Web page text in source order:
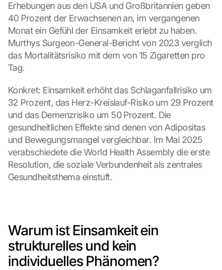
Erhebungen aus den USA und Großbritannien geben
40 Prozent der Erwachsenen an, im vergangenen
Monat ein Gefühl der Einsamkeit erlebt zu haben.
Murthys Surgeon-General-Bericht von 2023 verglich
das Mortalitätsrisiko mit dem von 15 Zigaretten pro
Tag.
Konkret: Einsamkeit erhöht das Schlaganfallrisiko um
32 Prozent, das Herz-Kreislauf-Risiko um 29 Prozent
und das Demenzrisiko um 50 Prozent. Die
gesundheitlichen Effekte sind denen von Adipositas
und Bewegungsmangel vergleichbar. Im Mai 2025
verabschiedete die World Health Assembly die erste
Resolution, die soziale Verbundenheit als zentrales
Gesundheitsthema einstuft.
Warum ist Einsamkeit ein
strukturelles und kein
individuelles Phänomen?